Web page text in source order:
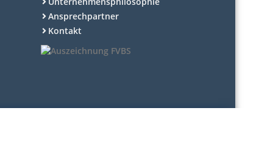
Ansprechpartner
Kontakt